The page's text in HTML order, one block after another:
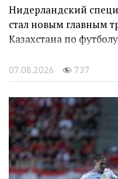
Нидерландский
стал новым главным
Казахстана по футболу
07.08.2026 737